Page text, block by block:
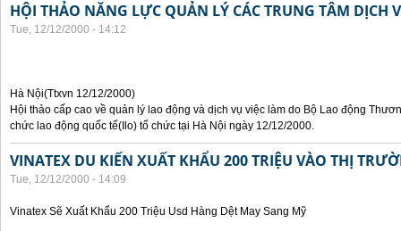
HỘI THẢO NĂNG LỰC QUẢN LÝ CÁC TRUNG TÂM DỊCH
Tue, 12/12/2000 - 14:12
Hà Nội(Ttxvn 12/12/2000)
Hội thảo cấp cao về quản lý lao động và dịch vụ việc làm do Bộ Lao động
chức lao động quốc tế(Ilo) tổ chức tại Hà Nội ngày 12/12/2000.
VINATEX DU KIẾN XUẤT KHẨU 200 TRIỆU VÀO THỊ
Tue, 12/12/2000 - 14:09
Vinatex Sẽ Xuất Khẩu 200 Triệu Usd Hàng Dệt May Sang Mỹ